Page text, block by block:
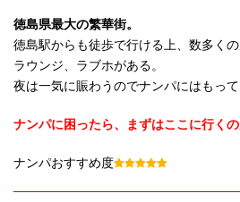
徳島県最大の繁華街。
徳島駅からも徒歩で行ける上、数多く
ラウンジ、ラブホがある。
夜は一気に賑わうのでナンパにはもって
ナンパに困ったら、まずはここに行くの
ナンパおすすめ度